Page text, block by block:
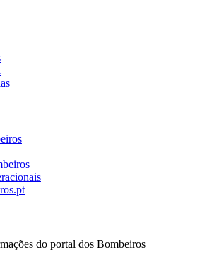
do portal dos Bombeiros